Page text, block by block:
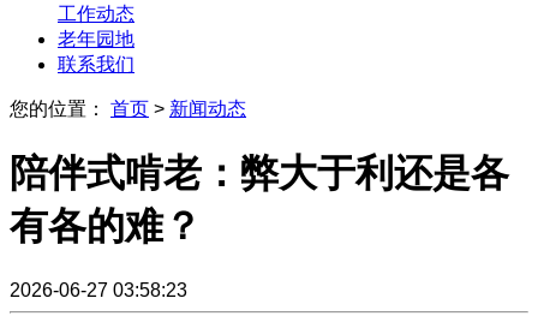
工作动态
老年园地
联系我们
您的位置： 首页 > 新闻动态
陪伴式啃老：弊大于利还是各
有各的难？
2026-06-27 03:58:23